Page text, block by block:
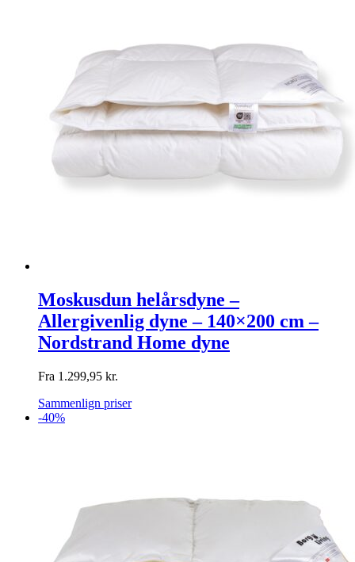
Moskusdun helårsdyne –
Allergivenlig dyne – 140×200 cm –
Nordstrand Home dyne
Fra 1.299,95 kr.
Sammenlign priser
-40%